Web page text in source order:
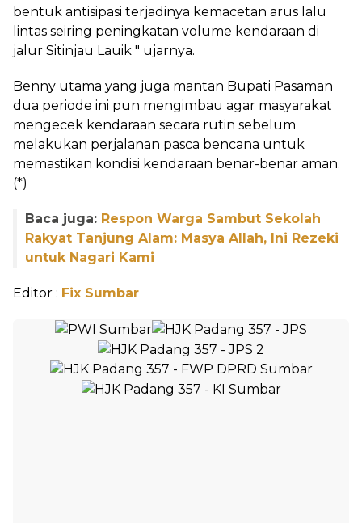
bentuk antisipasi terjadinya kemacetan arus lalu
lintas seiring peningkatan volume kendaraan di
jalur Sitinjau Lauik " ujarnya.
Benny utama yang juga mantan Bupati Pasaman
dua periode ini pun mengimbau agar masyarakat
mengecek kendaraan secara rutin sebelum
melakukan perjalanan pasca bencana untuk
memastikan kondisi kendaraan benar-benar aman.
(*)
Baca juga: Respon Warga Sambut Sekolah
Rakyat Tanjung Alam: Masya Allah, Ini Rezeki
untuk Nagari Kami
Editor : Fix Sumbar